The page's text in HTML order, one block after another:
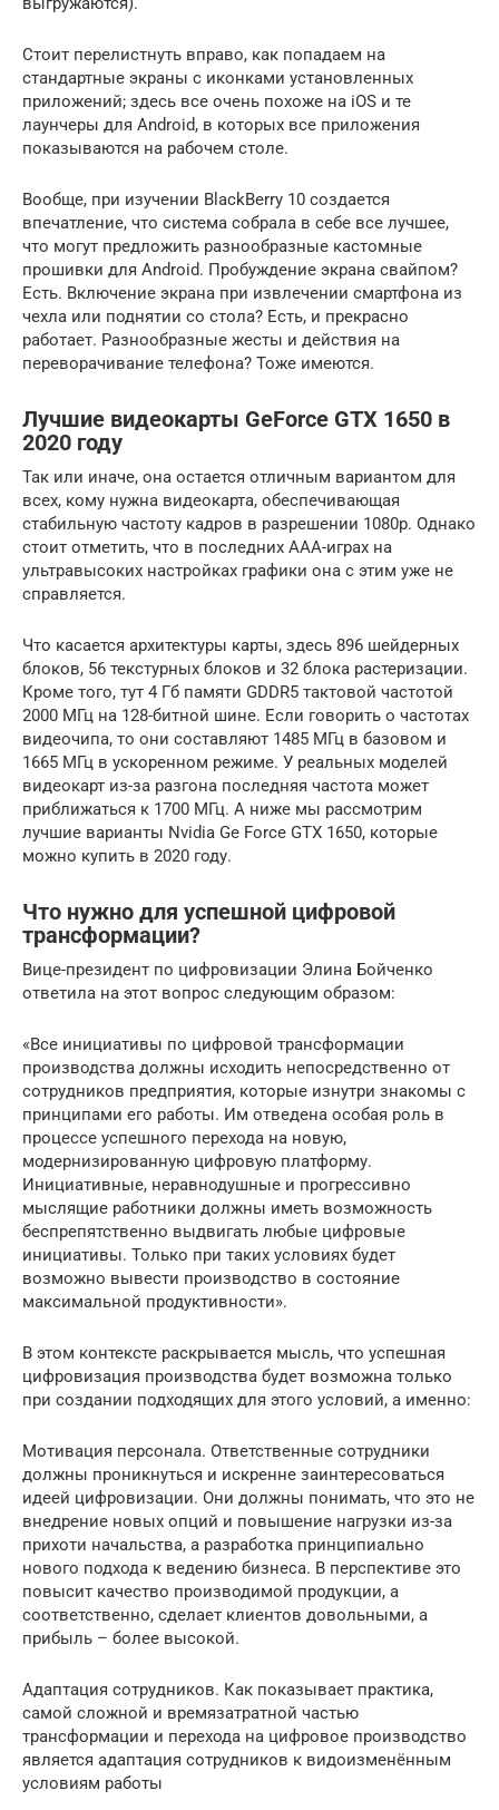
Стоит перелистнуть вправо, как попадаем на
стандартные экраны с иконками установленных
приложений; здесь все очень похоже на iOS и те
лаунчеры для Android, в которых все приложения
показываются на рабочем столе.
Вообще, при изучении BlackBerry 10 создается
впечатление, что система собрала в себе все лучшее,
что могут предложить разнообразные кастомные
прошивки для Android. Пробуждение экрана свайпом?
Есть. Включение экрана при извлечении смартфона из
чехла или поднятии со стола? Есть, и прекрасно
работает. Разнообразные жесты и действия на
переворачивание телефона? Тоже имеются.
Лучшие видеокарты GeForce GTX 1650 в
2020 году
Так или иначе, она остается отличным вариантом для
всех, кому нужна видеокарта, обеспечивающая
стабильную частоту кадров в разрешении 1080p. Однако
стоит отметить, что в последних AAA-играх на
ультравысоких настройках графики она с этим уже не
справляется.
Что касается архитектуры карты, здесь 896 шейдерных
блоков, 56 текстурных блоков и 32 блока растеризации.
Кроме того, тут 4 Гб памяти GDDR5 тактовой частотой
2000 МГц на 128-битной шине. Если говорить о частотах
видеочипа, то они составляют 1485 МГц в базовом и
1665 МГц в ускоренном режиме. У реальных моделей
видеокарт из-за разгона последняя частота может
приближаться к 1700 МГц. А ниже мы рассмотрим
лучшие варианты Nvidia Ge Force GTX 1650, которые
можно купить в 2020 году.
Что нужно для успешной цифровой
трансформации?
Вице-президент по цифровизации Элина Бойченко
ответила на этот вопрос следующим образом:
«Все инициативы по цифровой трансформации
производства должны исходить непосредственно от
сотрудников предприятия, которые изнутри знакомы с
принципами его работы. Им отведена особая роль в
процессе успешного перехода на новую,
модернизированную цифровую платформу.
Инициативные, неравнодушные и прогрессивно
мыслящие работники должны иметь возможность
беспрепятственно выдвигать любые цифровые
инициативы. Только при таких условиях будет
возможно вывести производство в состояние
максимальной продуктивности».
В этом контексте раскрывается мысль, что успешная
цифровизация производства будет возможна только
при создании подходящих для этого условий, а именно:
Мотивация персонала. Ответственные сотрудники
должны проникнуться и искренне заинтересоваться
идеей цифровизации. Они должны понимать, что это не
внедрение новых опций и повышение нагрузки из-за
прихоти начальства, а разработка принципиально
нового подхода к ведению бизнеса. В перспективе это
повысит качество производимой продукции, а
соответственно, сделает клиентов довольными, а
прибыль – более высокой.
Адаптация сотрудников. Как показывает практика,
самой сложной и времязатратной частью
трансформации и перехода на цифровое производство
является адаптация сотрудников к видоизменённым
условиям работы